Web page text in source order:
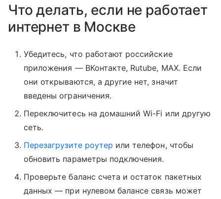
Что делать, если не работает
интернет в Москве
Убедитесь, что работают российские
приложения — ВКонтакте, Rutube, MAX. Если
они открываются, а другие нет, значит
введены ограничения.
Переключитесь на домашний Wi-Fi или другую
сеть.
Перезагрузите роутер или телефон, чтобы
обновить параметры подключения.
Проверьте баланс счета и остаток пакетных
данных — при нулевом балансе связь может